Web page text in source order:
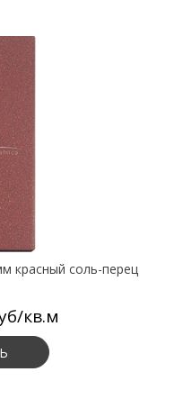
красный соль-перец
кв.м